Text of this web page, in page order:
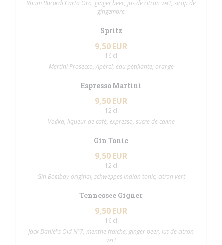
Rhum Bacardi Carta Oro, ginger beer, jus de citron vert, sirop de
gingembre
Spritz
9,50 EUR
16 cl
Martini Prosecco, Apérol, eau pétillante, orange
Espresso Martini
9,50 EUR
12 cl
Vodka, liqueur de café, expresso, sucre de canne
Gin Tonic
9,50 EUR
12 cl
Gin Bombay original, schweppes indian tonic, citron vert
Tennessee Gigner
9,50 EUR
16 cl
Jack Daniel's Old N°7, menthe fraîche, ginger beer, jus de citron
vert